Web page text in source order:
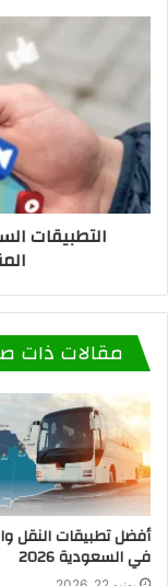
مقالات ذات
أفضل تطبيقات النقل
في السعودية 2026